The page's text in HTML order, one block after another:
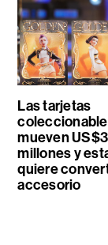
Las tarjetas
mueven
millones y
quiere
accesorio